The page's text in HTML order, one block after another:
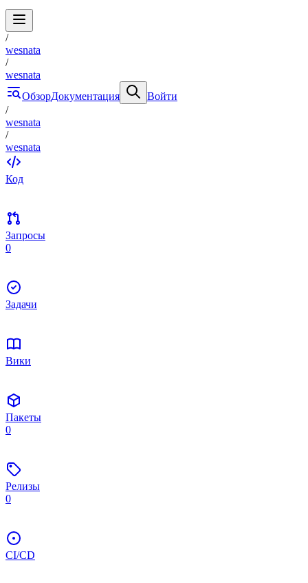
/
wesnata
/
wesnata
ОбзорДокументация
Войти
/
wesnata
/
wesnata
Код
Запросы
0
Задачи
Вики
Пакеты
0
Релизы
0
CI/CD